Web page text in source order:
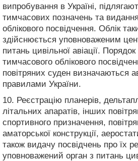
випробування в Україні,
тимчасових позначень та
облікового посвідчення. Облік
здійснюється уповноваженим
питань цивільної авіації.
тимчасового облікового
повітряних суден визначаються
правилами України.
10. Реєстрацію планерів,
літальних апаратів, інших
спортивного призначення,
аматорської конструкції,
також видачу посвідчень про їх
уповноважений орган з питань